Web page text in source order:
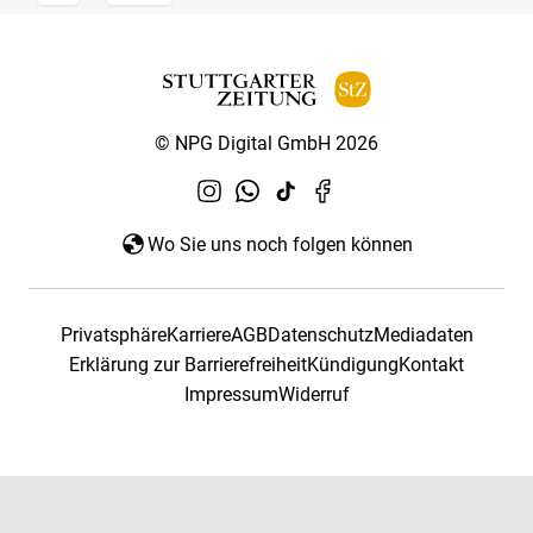
© NPG Digital GmbH 2026
Wo Sie uns noch folgen können
PrivatsphäreKarriereAGBDatenschutzMediadaten
Erklärung zur BarrierefreiheitKündigungKontakt
ImpressumWiderruf